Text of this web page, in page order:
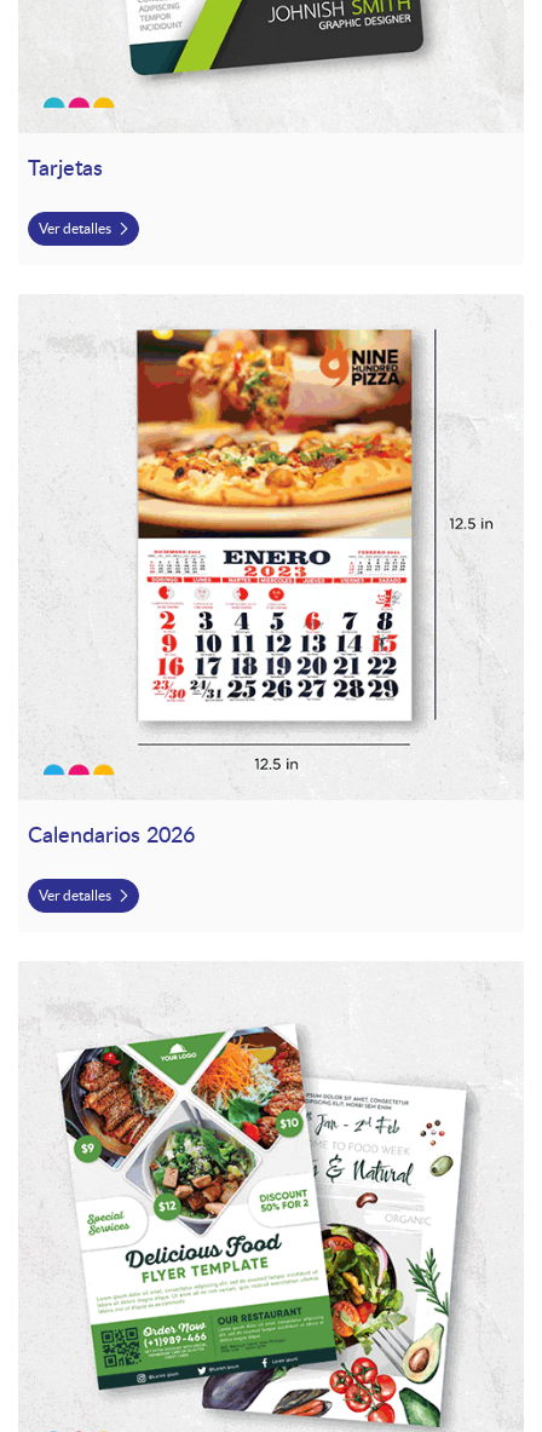
Tarjetas
Ver detalles
Calendarios 2026
Ver detalles
Ver detalles Calendarios 2026
Ver detalles Flyers / Hojas Volantes